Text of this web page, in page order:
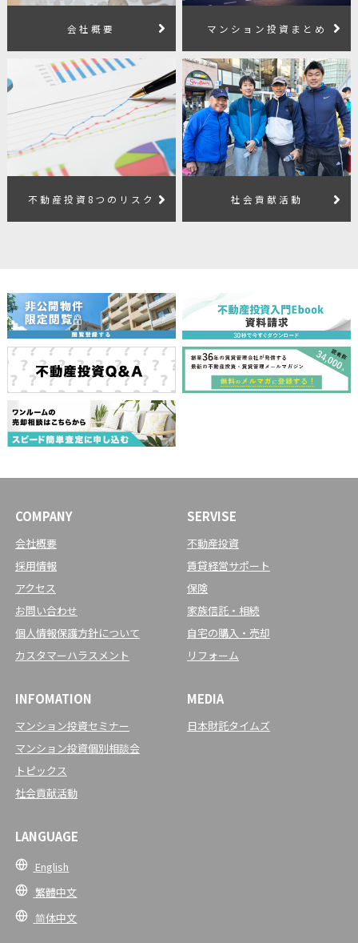
会社概要 マンション投資まとめ
不動産投資8つのリスク 社会貢献活動
COMPANY
会社概要
採用情報
アクセス
お問い合わせ
個人情報保護方針について
カスタマーハラスメント
SERVISE
不動産投資
賃貸経営サポート
保険
家族信託・相続
自宅の購入・売却
リフォーム
INFOMATION
マンション投資セミナー
マンション投資個別相談会
トピックス
社会貢献活動
MEDIA
日本財託タイムズ
LANGUAGE
English
繁體中文
简体中文